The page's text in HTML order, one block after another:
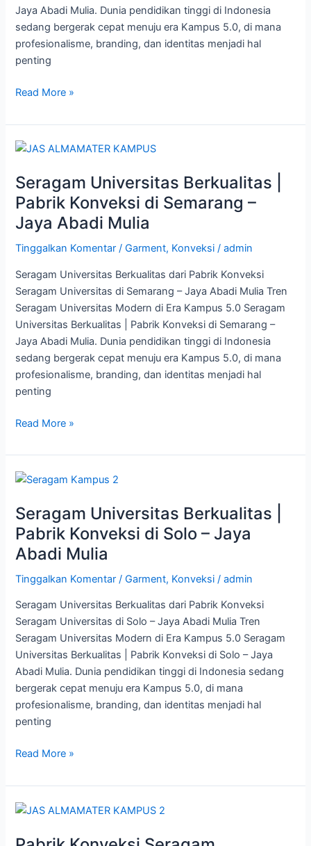
Jaya Abadi Mulia. Dunia pendidikan tinggi di Indonesia
sedang bergerak cepat menuju era Kampus 5.0, di mana
profesionalisme, branding, dan identitas menjadi hal
penting
Read More »
Seragam Universitas Berkualitas |
Pabrik Konveksi di Semarang –
Jaya Abadi Mulia
Tinggalkan Komentar /Garment, Konveksi /admin
Seragam Universitas Berkualitas dari Pabrik Konveksi
Seragam Universitas di Semarang – Jaya Abadi Mulia Tren
Seragam Universitas Modern di Era Kampus 5.0 Seragam
Universitas Berkualitas | Pabrik Konveksi di Semarang –
Jaya Abadi Mulia. Dunia pendidikan tinggi di Indonesia
sedang bergerak cepat menuju era Kampus 5.0, di mana
profesionalisme, branding, dan identitas menjadi hal
penting
Seragam
Berkualitas
|
Pabrik
Konveksi
di
–
Jaya
Abadi
Mulia
Read More »
Seragam Universitas Berkualitas |
Pabrik Konveksi di Solo – Jaya
Abadi Mulia
Tinggalkan Komentar /Garment, Konveksi /admin
Seragam Universitas Berkualitas dari Pabrik Konveksi
Seragam Universitas di Solo – Jaya Abadi Mulia Tren
Seragam Universitas Modern di Era Kampus 5.0 Seragam
Universitas Berkualitas | Pabrik Konveksi di Solo – Jaya
Abadi Mulia. Dunia pendidikan tinggi di Indonesia sedang
bergerak cepat menuju era Kampus 5.0, di mana
profesionalisme, branding, dan identitas menjadi hal
penting
Seragam
Berkualitas
|
Pabrik
Konveksi
di
–
Jaya
Abadi
Mulia
Read More »
Pabrik
Seragam